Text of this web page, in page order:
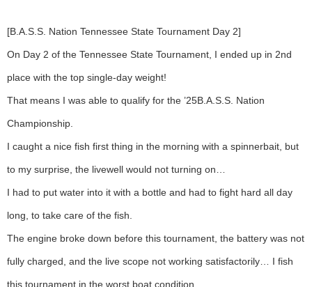
[B.A.S.S. Nation Tennessee State Tournament Day 2]
On Day 2 of the Tennessee State Tournament, I ended up in 2nd
place with the top single-day weight!
That means I was able to qualify for the ’25B.A.S.S. Nation
Championship.
I caught a nice fish first thing in the morning with a spinnerbait, but
to my surprise, the livewell would not turning on…
I had to put water into it with a bottle and had to fight hard all day
long, to take care of the fish.
The engine broke down before this tournament, the battery was not
fully charged, and the live scope not working satisfactorily… I fish
this tournament in the worst boat condition.